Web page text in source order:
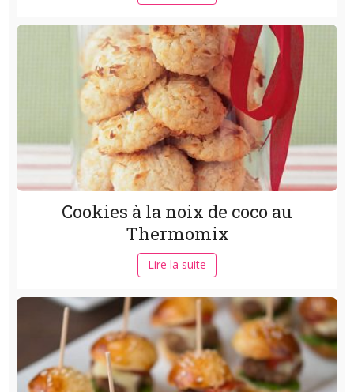
Cookies à la noix de coco au
Thermomix
Lire la suite